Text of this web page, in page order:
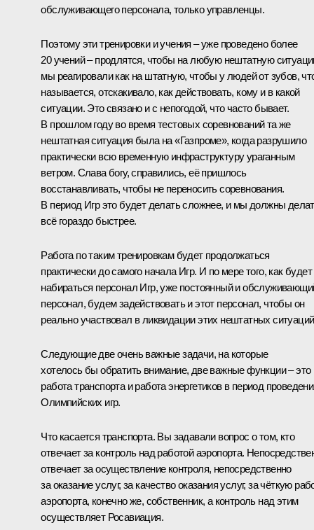
обслуживающего персонала, только управленцы.
Поэтому эти тренировки и учения – уже проведено более
20 учений – продлятся, чтобы на любую нештатную
мы реагировали как на штатную, чтобы у людей от зубов,
называется, отскакивало, как действовать, кому и в какой
ситуации. Это связано и с непогодой, что часто бывает.
В прошлом году во время тестовых соревнований та же
нештатная ситуация была на «Газпроме», когда разрушило
практически всю временную инфраструктуру ураганным
ветром. Слава богу, справились, её пришлось
восстанавливать, чтобы не переносить соревнования.
В период Игр это будет делать сложнее, и мы должны
всё гораздо быстрее.
Работа по таким тренировкам будет продолжаться
практически до самого начала Игр. И по мере того, как будет
набираться персонал Игр, уже постоянный и
персонал, будем задействовать и этот персонал, чтобы он
реально участвовал в ликвидации этих нештатных
Следующие две очень важные задачи, на которые
хотелось бы обратить внимание, две важные функции – это
работа транспорта и работа энергетиков в период
Олимпийских игр.
Что касается транспорта. Вы задавали вопрос о том, кто
отвечает за контроль над работой аэропорта.
отвечает за осуществление контроля, непосредственно
за оказание услуг, за качество оказания услуг, за чёткую
аэропорта, конечно же, собственник, а контроль над этим
осуществляет Росавиация.